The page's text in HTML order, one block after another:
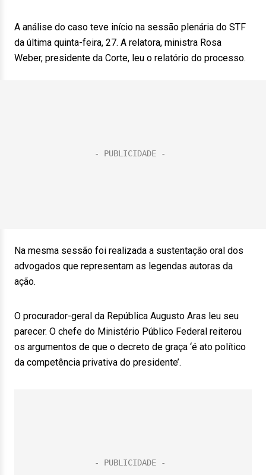
A análise do caso teve início na sessão plenária do STF
da última quinta-feira, 27. A relatora, ministra Rosa
Weber, presidente da Corte, leu o relatório do processo.
Na mesma sessão foi realizada a sustentação oral dos
advogados que representam as legendas autoras da
ação.
O procurador-geral da República Augusto Aras leu seu
parecer. O chefe do Ministério Público Federal reiterou
os argumentos de que o decreto de graça ‘é ato político
da competência privativa do presidente’.